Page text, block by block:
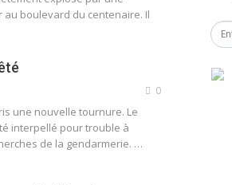
au boulevard du centenaire. Il
0
une nouvelle tournure. Le
interpellé pour trouble à
de la gendarmerie. …